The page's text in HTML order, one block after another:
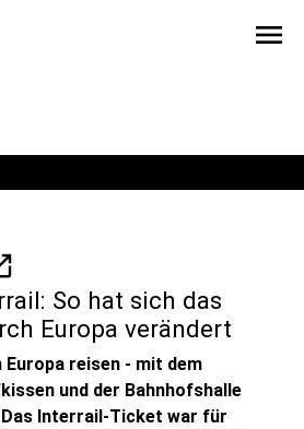
menu
So hat sich das
Europa verändert
Europa reisen - mit dem
und der Bahnhofshalle
Interrail-Ticket war für